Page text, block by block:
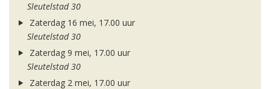
Sleutelstad 30
Zaterdag 16 mei, 17.00 uur
Sleutelstad 30
Zaterdag 9 mei, 17.00 uur
Sleutelstad 30
Zaterdag 2 mei, 17.00 uur